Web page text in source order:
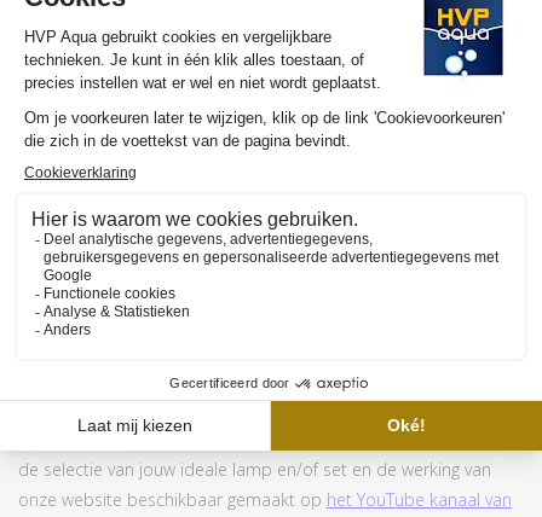
MEER INFORMATIE HVP AQUA RETROLINE
HVP aqua RetroLine? Wij hebben meerdere YouTube video's om
de selectie van jouw ideale lamp en/of set en de werking van
onze website beschikbaar gemaakt op het YouTube kanaal van